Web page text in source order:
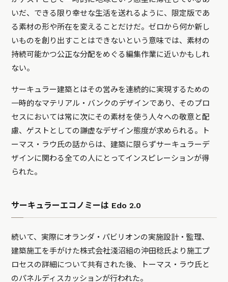
いだ、できる限り幸せな生活を送れるように、限定版であ
る素材の形や所在を変えることだけだ。ゼロから何か新し
いものを創り出すことはできないという意味では、素材の
持続可能かつ公正な分配をめぐる編集作業に近いかもしれ
ない。
サーキュラー建築とはその営みを連続的に実現するための
一時的なマテリアル・バンクのデザインであり、そのプロ
セスにおいては常に次にその素材を使う人々への敬意と配
慮、ゲストとしての謙虚なデザイン態度が求められる。ト
ーマス・ラウ氏の話からは、建築に限らずサーキュラーデ
ザインに関わる全ての人にとってインスピレーションが得
られた。
サーキュラーエコノミーは Edo 2.0
続いて、実際にオランダ・パビリオンの実施設計・監理、
建築施工を手がけた株式会社淺沼組の沖田稔氏より施工プ
ロセスの詳細について共有された後、トーマス・ラウ氏と
のパネルディスカッションが行われた。